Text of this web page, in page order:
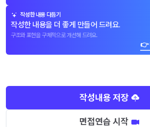
작성한 내용 다듬기
작성한 내용을 더 좋게 만들어 드려요.
구조와 표현을 구체적으로 개선해 드려요.
👉
작성내용 저장
면접연습 시작